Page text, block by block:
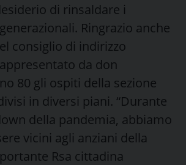
di rinsaldare i
Ringrazio anche
consiglio di indirizzo
da don
80 gli ospiti della sezione
in diversi piani. “Durante
della pandemia, abbiamo
vicini agli anziani della
Rsa cittadina